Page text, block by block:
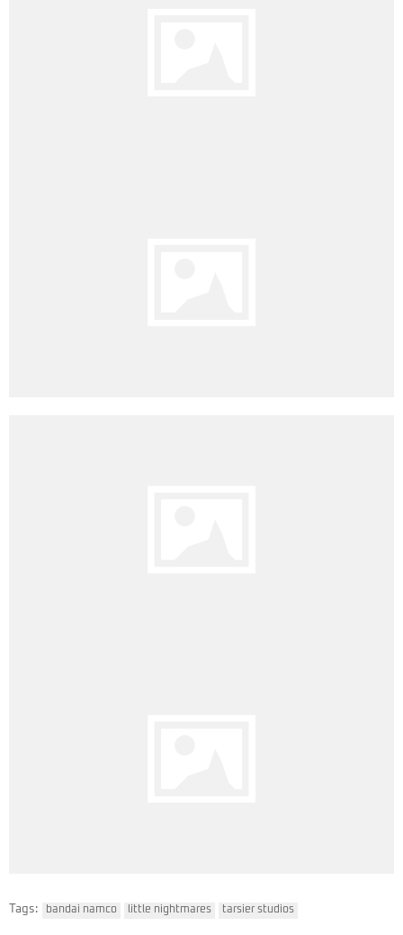
Tags: bandai namco little nightmares tarsier studios